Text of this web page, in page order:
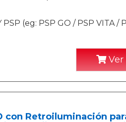
(eg: PSP GO / PSP VITA /
Ver
con Retroiluminación